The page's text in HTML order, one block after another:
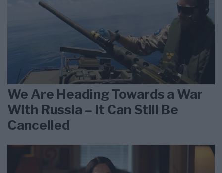
We Are Heading Towards a War
With Russia – It Can Still Be
Cancelled